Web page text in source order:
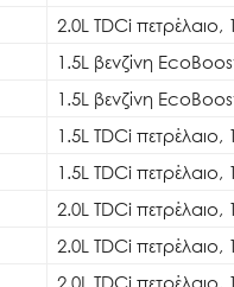
2.0L TDCi πετρέλαιο,
1.5L βενζίνη
1.5L βενζίνη
1.5L TDCi πετρέλαιο,
1.5L TDCi πετρέλαιο,
2.0L TDCi πετρέλαιο,
2.0L TDCi πετρέλαιο,
2.0L TDCi πετρέλαιο,